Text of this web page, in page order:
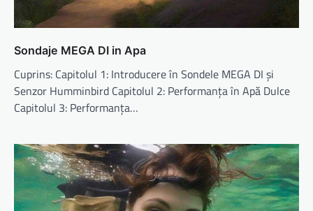
Sondaje MEGA DI in Apa
Cuprins: Capitolul 1: Introducere în Sondele MEGA DI și
Senzor Humminbird Capitolul 2: Performanța în Apă Dulce
Capitolul 3: Performanța…